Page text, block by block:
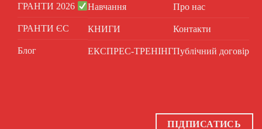
ГРАНТИ 2026
ГРАНТИ ЄС
Блог
Навчання
КНИГИ
ЕКСПРЕС-ТРЕНІНГ
Про нас
Контакти
Публічний договір
ПІДПИСАТИСЬ